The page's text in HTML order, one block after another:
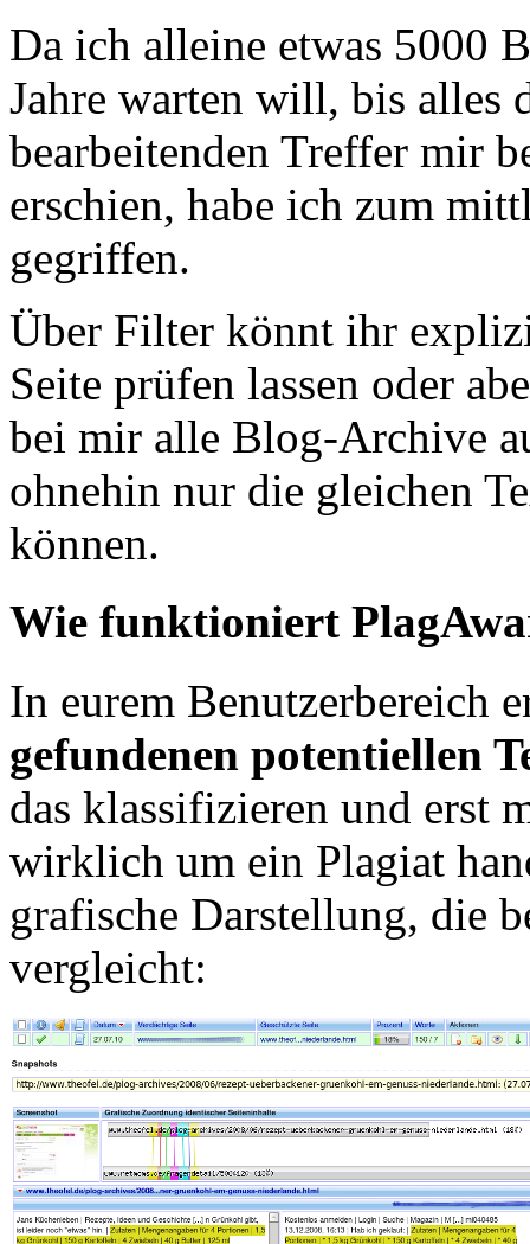
Da ich alleine etwas 5000
Jahre warten will, bis alles
bearbeitenden Treffer mir
erschien, habe ich zum
gegriffen.
Über Filter könnt ihr
Seite prüfen lassen oder
bei mir alle Blog-Archive
ohnehin nur die gleichen
können.
Wie funktioniert
In eurem Benutzerbereich
gefundenen potentiellen
das klassifizieren und erst
wirklich um ein Plagiat
grafische Darstellung, die
vergleicht: